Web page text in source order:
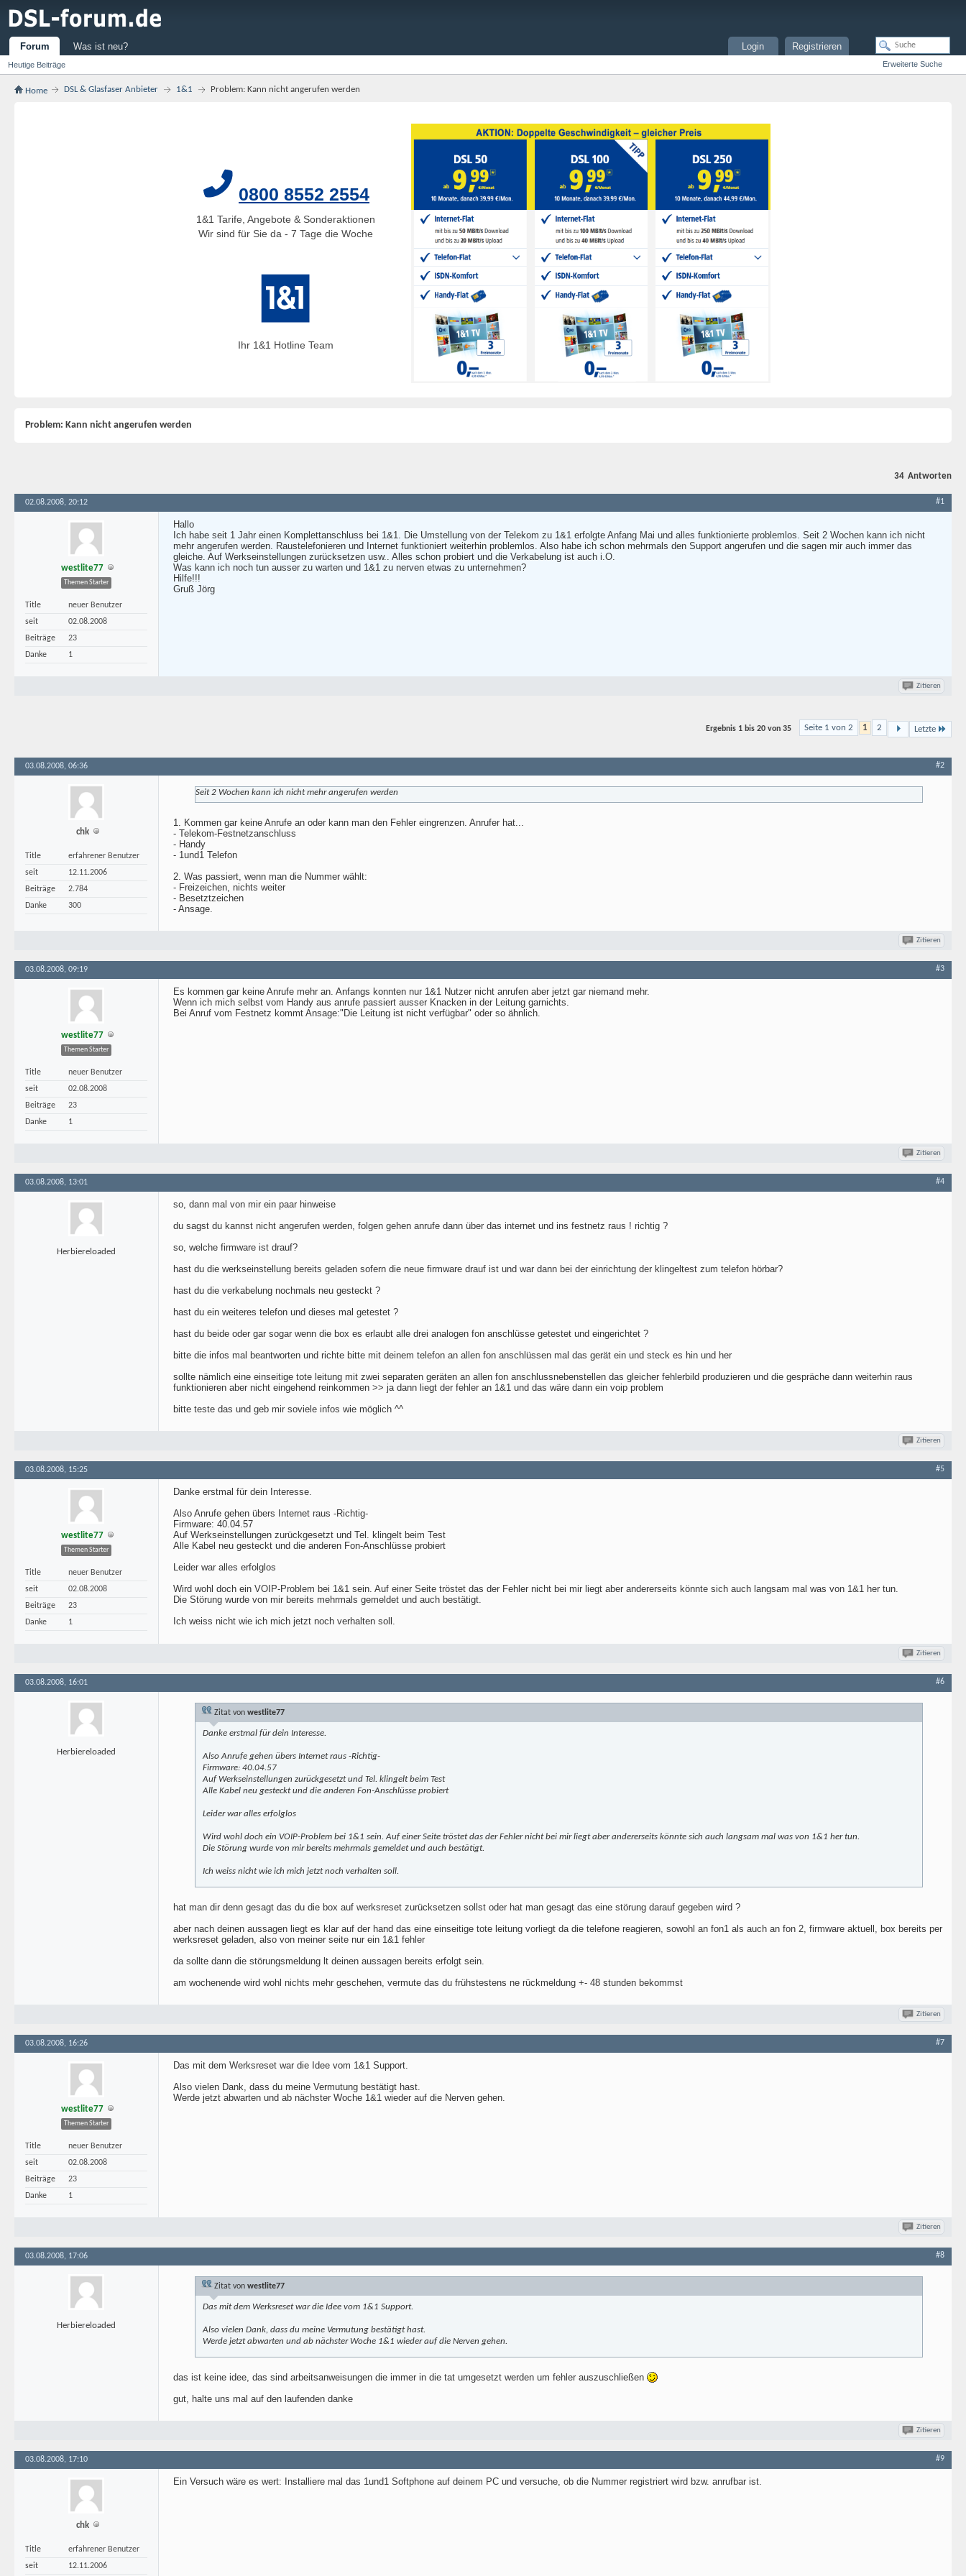
Forum
Heutige Beiträge
Was ist neu? Registrieren
Login
Erweiterte Suche
Home DSL & Glasfaser Anbieter 1&1 Problem: Kann nicht angerufen werden
0800 8552 2554
1&1 Tarife, Angebote & Sonderaktionen
Wir sind für Sie da - 7 Tage die Woche
Ihr 1&1 Hotline Team
Problem: Kann nicht angerufen werden
34 Antworten
02.08.2008, 20:12 #1
westlite77
Themen Starter
Title
neuer Benutzer
seit
02.08.2008
Beiträge
23
Danke
1
Hallo
Ich habe seit 1 Jahr einen Komplettanschluss bei 1&1. Die Umstellung von der Telekom zu 1&1 erfolgte Anfang Mai und alles funktionierte problemlos. Seit 2 Wochen kann ich nicht
mehr angerufen werden. Raustelefonieren und Internet funktioniert weiterhin problemlos. Also habe ich schon mehrmals den Support angerufen und die sagen mir auch immer das
gleiche. Auf Werkseinstellungen zurücksetzen usw.. Alles schon probiert und die Verkabelung ist auch i.O.
Was kann ich noch tun ausser zu warten und 1&1 zu nerven etwas zu unternehmen?
Hilfe!!!
Gruß Jörg
Zitieren
Seite 1 von 2 1 2 Letzte
Ergebnis 1 bis 20 von 35
03.08.2008, 06:36 #2
chk
Title
erfahrener Benutzer
seit
12.11.2006
Beiträge
2.784
Danke
300
Seit 2 Wochen kann ich nicht mehr angerufen werden
1. Kommen gar keine Anrufe an oder kann man den Fehler eingrenzen. Anrufer hat...
- Telekom-Festnetzanschluss
- Handy
- 1und1 Telefon
2. Was passiert, wenn man die Nummer wählt:
- Freizeichen, nichts weiter
- Besetztzeichen
- Ansage.
Zitieren
03.08.2008, 09:19 #3
westlite77
Themen Starter
Title
neuer Benutzer
seit
02.08.2008
Beiträge
23
Danke
1
Es kommen gar keine Anrufe mehr an. Anfangs konnten nur 1&1 Nutzer nicht anrufen aber jetzt gar niemand mehr.
Wenn ich mich selbst vom Handy aus anrufe passiert ausser Knacken in der Leitung garnichts.
Bei Anruf vom Festnetz kommt Ansage:"Die Leitung ist nicht verfügbar" oder so ähnlich.
Zitieren
03.08.2008, 13:01 #4
Herbiereloaded
so, dann mal von mir ein paar hinweise
du sagst du kannst nicht angerufen werden, folgen gehen anrufe dann über das internet und ins festnetz raus ! richtig ?
so, welche firmware ist drauf?
hast du die werkseinstellung bereits geladen sofern die neue firmware drauf ist und war dann bei der einrichtung der klingeltest zum telefon hörbar?
hast du die verkabelung nochmals neu gesteckt ?
hast du ein weiteres telefon und dieses mal getestet ?
hast du beide oder gar sogar wenn die box es erlaubt alle drei analogen fon anschlüsse getestet und eingerichtet ?
bitte die infos mal beantworten und richte bitte mit deinem telefon an allen fon anschlüssen mal das gerät ein und steck es hin und her
sollte nämlich eine einseitige tote leitung mit zwei separaten geräten an allen fon anschlussnebenstellen das gleicher fehlerbild produzieren und die gespräche dann weiterhin raus
funktionieren aber nicht eingehend reinkommen >> ja dann liegt der fehler an 1&1 und das wäre dann ein voip problem
bitte teste das und geb mir soviele infos wie möglich ^^
Zitieren
03.08.2008, 15:25 #5
westlite77
Themen Starter
Title
neuer Benutzer
seit
02.08.2008
Beiträge
23
Danke
1
Danke erstmal für dein Interesse.
Also Anrufe gehen übers Internet raus -Richtig-
Firmware: 40.04.57
Auf Werkseinstellungen zurückgesetzt und Tel. klingelt beim Test
Alle Kabel neu gesteckt und die anderen Fon-Anschlüsse probiert
Leider war alles erfolglos
Wird wohl doch ein VOIP-Problem bei 1&1 sein. Auf einer Seite tröstet das der Fehler nicht bei mir liegt aber andererseits könnte sich auch langsam mal was von 1&1 her tun.
Die Störung wurde von mir bereits mehrmals gemeldet und auch bestätigt.
Ich weiss nicht wie ich mich jetzt noch verhalten soll.
Zitieren
03.08.2008, 16:01 #6
Herbiereloaded
Zitat von westlite77
Danke erstmal für dein Interesse.
Also Anrufe gehen übers Internet raus -Richtig-
Firmware: 40.04.57
Auf Werkseinstellungen zurückgesetzt und Tel. klingelt beim Test
Alle Kabel neu gesteckt und die anderen Fon-Anschlüsse probiert
Leider war alles erfolglos
Wird wohl doch ein VOIP-Problem bei 1&1 sein. Auf einer Seite tröstet das der Fehler nicht bei mir liegt aber andererseits könnte sich auch langsam mal was von 1&1 her tun.
Die Störung wurde von mir bereits mehrmals gemeldet und auch bestätigt.
Ich weiss nicht wie ich mich jetzt noch verhalten soll.
hat man dir denn gesagt das du die box auf werksreset zurücksetzen sollst oder hat man gesagt das eine störung darauf gegeben wird ?
aber nach deinen aussagen liegt es klar auf der hand das eine einseitige tote leitung vorliegt da die telefone reagieren, sowohl an fon1 als auch an fon 2, firmware aktuell, box bereits per
werksreset geladen, also von meiner seite nur ein 1&1 fehler
da sollte dann die störungsmeldung lt deinen aussagen bereits erfolgt sein.
am wochenende wird wohl nichts mehr geschehen, vermute das du frühstestens ne rückmeldung +- 48 stunden bekommst
Zitieren
03.08.2008, 16:26 #7
westlite77
Themen Starter
Title
neuer Benutzer
seit
02.08.2008
Beiträge
23
Danke
1
Das mit dem Werksreset war die Idee vom 1&1 Support.
Also vielen Dank, dass du meine Vermutung bestätigt hast.
Werde jetzt abwarten und ab nächster Woche 1&1 wieder auf die Nerven gehen.
Zitieren
03.08.2008, 17:06 #8
Herbiereloaded
Zitat von westlite77
Das mit dem Werksreset war die Idee vom 1&1 Support.
Also vielen Dank, dass du meine Vermutung bestätigt hast.
Werde jetzt abwarten und ab nächster Woche 1&1 wieder auf die Nerven gehen.
das ist keine idee, das sind arbeitsanweisungen die immer in die tat umgesetzt werden um fehler auszuschließen
gut, halte uns mal auf den laufenden danke
Zitieren
03.08.2008, 17:10 #9
chk
Title
erfahrener Benutzer
seit
12.11.2006
Ein Versuch wäre es wert: Installiere mal das 1und1 Softphone auf deinem PC und versuche, ob die Nummer registriert wird bzw. anrufbar ist.